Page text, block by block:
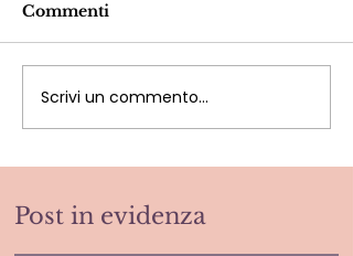
Commenti
Scrivi un commento...
Post in evidenza